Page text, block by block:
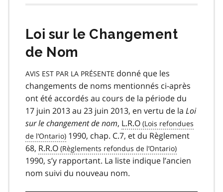
Loi sur le Changement
de Nom
AVIS EST PAR LA PRÉSENTE donné que les
changements de noms mentionnés ci-après
ont été accordés au cours de la période du
17 juin 2013 au 23 juin 2013, en vertu de la Loi
sur le changement de nom, L.R.O
1990, chap. C.7, et du Règlement
68, R.R.O
1990, s’y rapportant. La liste indique l’ancien
nom suivi du nouveau nom.